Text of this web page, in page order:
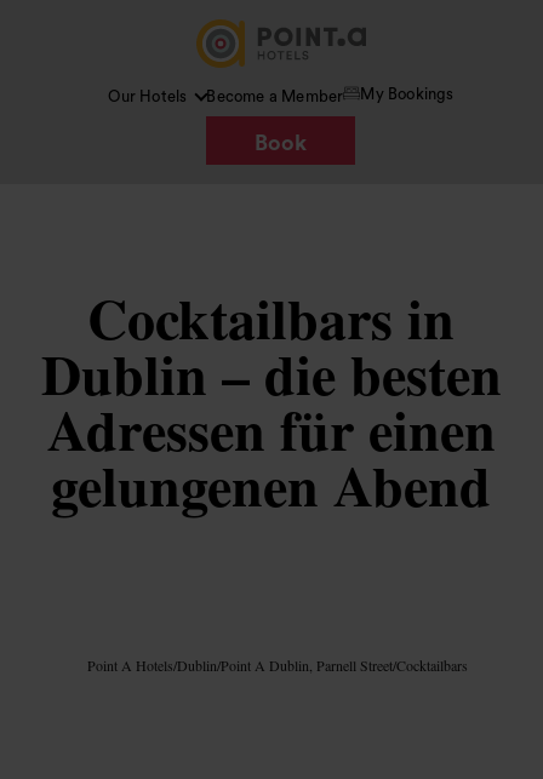
Our Hotels Become a Member My Bookings
Book
Cocktailbars in
Dublin – die besten
Adressen für einen
gelungenen Abend
Point A Hotels/Dublin/Point A Dublin, Parnell Street/Cocktailbars